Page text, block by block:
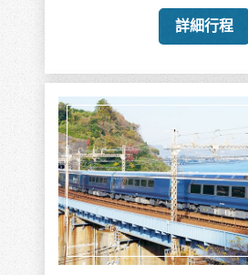
詳細行程